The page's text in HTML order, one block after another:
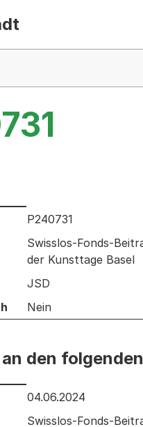
Ausgewählten Geschäft
P240731
Swisslos-Fonds-
der Kunsttage Basel
JSD
Nein
den
folgenden Sitzungen:
04.06.2024
Swisslos-Fonds-